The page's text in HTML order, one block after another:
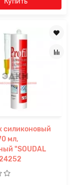
силиконовый
мл,
"SOUDAL